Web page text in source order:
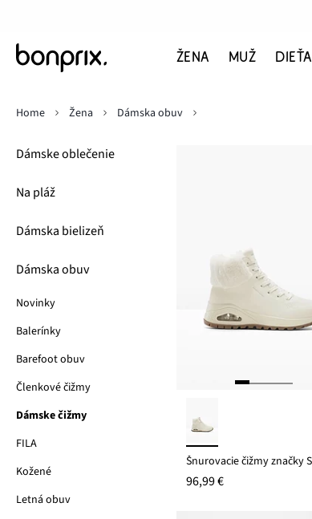
ŽENA MUŽ DIEŤA
Dámske oblečenie
Na pláž
Dámska bielizeň
Dámska obuv
Novinky
Balerínky
Barefoot obuv
Členkové čižmy
Dámske čižmy
FILA
Kožené
Letná obuv
Home Žena Dámska obuv
96,99 €